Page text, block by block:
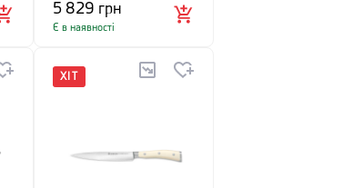
5 829 грн
Є в наявності
ХІТ